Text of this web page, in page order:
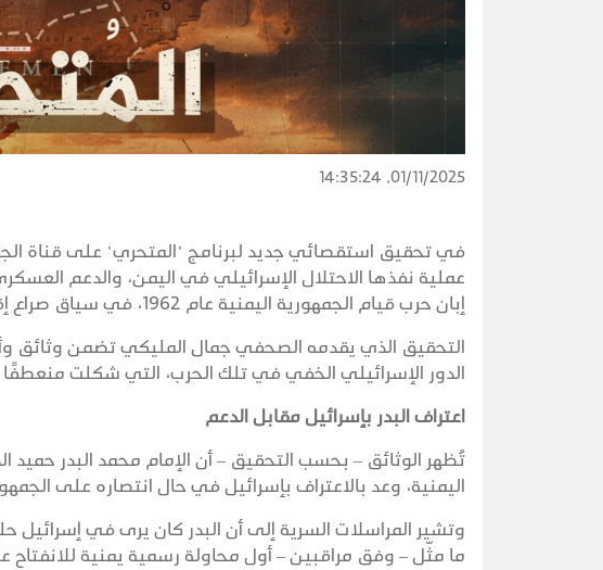
01/11/2025, 14:35:24
في تحقيق استقصائي جديد لبرنامج "المتحري" على قناة
عملية نفذها الاحتلال الإسرائيلي في اليمن، والدعم
إبان حرب قيام الجمهورية اليمنية عام 1962، في سياق صراع إقليمي ودولي محموم على النفوذ في البحر الأحمر.
التحقيق الذي يقدمه الصحفي جمال المليكي تضمن وثائق
الدور الإسرائيلي الخفي في تلك الحرب، التي شكلت
اعتراف البدر بإسرائيل مقابل الدعم
تُظهر الوثائق – بحسب التحقيق – أن الإمام محمد البدر حميد
اليمنية، وعد بالاعتراف بإسرائيل في حال انتصاره على
وتشير المراسلات السرية إلى أن البدر كان يرى في إسرائيل
ما مثّل – وفق مراقبين – أول محاولة رسمية يمنية